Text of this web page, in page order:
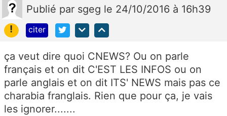
Publié par sgeg le 24/10/2016 à 16h39
!
citer
ça veut dire quoi CNEWS? Ou on parle
français et on dit C'EST LES INFOS ou on
parle anglais et on dit ITS' NEWS mais pas ce
charabia franglais. Rien que pour ça, je vais
les ignorer.......